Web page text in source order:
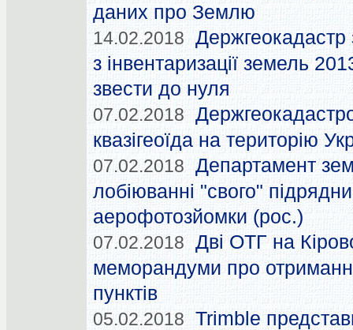
даних про Землю
14.02.2018 Держгеокадастр
з інвентаризації земель
звести до нуля
07.02.2018
квазігеоїда на територію
07.02.2018 Департамент
лобіюванні "свого"
аерофотозйомки (рос.)
07.02.2018 Дві ОТГ на
меморандуми про
пунктів
05.02.2018 Trimble